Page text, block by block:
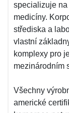
specializuje
medicíny.
střediska a
vlastní
komplexy pro
mezinárodním
Všechny
americké